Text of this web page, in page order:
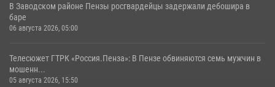
В Заводском районе Пензы росгвардейцы задержали дебошира в
баре
06 августа 2026, 05:00
Телесюжет ГТРК «Россия.Пенза»: В Пензе обвиняются семь мужчин в
мошенн...
05 августа 2026, 15:50